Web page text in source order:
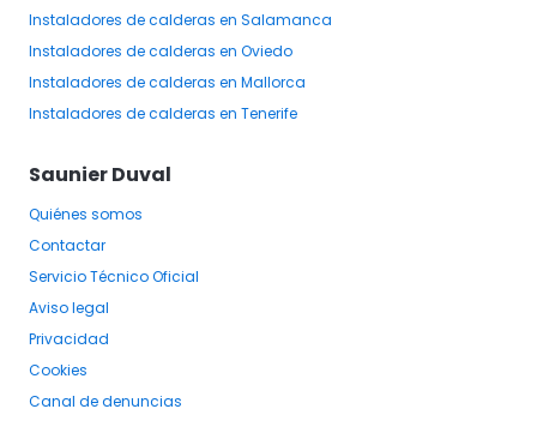
Instaladores de calderas en Salamanca
Instaladores de calderas en Oviedo
Instaladores de calderas en Mallorca
Instaladores de calderas en Tenerife
Saunier Duval
Quiénes somos
Contactar
Servicio Técnico Oficial
Aviso legal
Privacidad
Cookies
Canal de denuncias